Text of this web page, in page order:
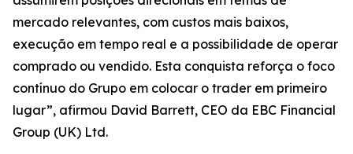
mercado relevantes, com custos mais baixos,
execução em tempo real e a possibilidade de operar
comprado ou vendido. Esta conquista reforça o foco
contínuo do Grupo em colocar o trader em primeiro
lugar”, afirmou David Barrett, CEO da EBC Financial
Group (UK) Ltd.